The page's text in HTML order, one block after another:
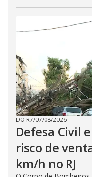
DO R7/07/08/2026
Defesa Civil
risco de
km/h no RJ